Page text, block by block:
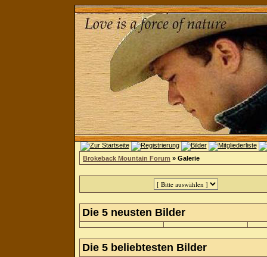
Brokeback Mountain Forum » Galerie
Die 5 neusten Bilder
Die 5 beliebtesten Bilder